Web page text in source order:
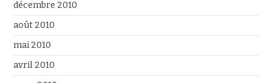
décembre 2010
août 2010
mai 2010
avril 2010